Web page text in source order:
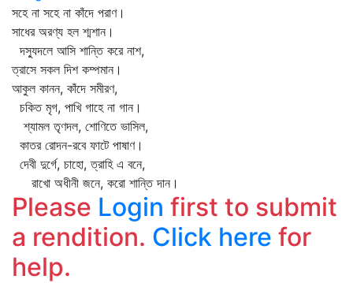
সহে না সহে না কাঁদে পরাণ।
সাধের অরণ্য হল শ্মশান।
দস্যুদলে আসি শান্তি করে নাশ,
ত্রাসে সকল দিশ কম্পমান।
আকুল কানন, কাঁদে সমীরণ,
চকিত মৃগ, পাখি গাহে না গান।
শ্যামল তৃণদল, শোণিতে ভাসিল,
কাতর রোদন-রবে ফাটে পাষাণ।
দেবী দুর্গে, চাহো, ত্রাহি এ বনে,
রাখো অধীনী জনে, করো শান্তি দান।
Please Login first to submit
a rendition. Click here for
help.